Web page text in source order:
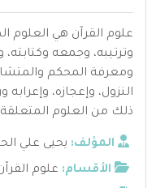
علوم القرآن هي العلوم
وترتيبه، وجمعه
ومعرفة المحكم
النزول، وإعجازه،
ذلك من العلوم المتعلقة
المؤلف: يحيى علي
الأقسام: علوم